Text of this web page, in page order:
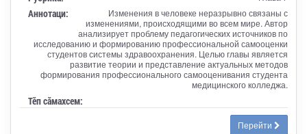
Аннотаци:
Изменения в человеке неразрывно связаны с
изменениями, происходящими во всем мире. Автор
анализирует проблему педагогических источников по
исследованию и формированию профессиональной самооценки
студентов системы здравоохранения. Целью главы является
развитие теории и представление актуальных методов
формирования профессионального самооценивания студента
медицинского колледжа.
Тӗп сӑмахсем:
Перейти